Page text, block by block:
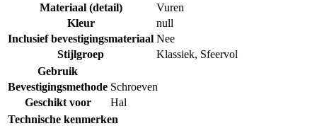
Materiaal (detail)
Vuren
Kleur
null
Inclusief bevestigingsmateriaal Nee
Stijlgroep
Klassiek, Sfeervol
Gebruik
Bevestigingsmethode Schroeven
Geschikt voor
Hal
Technische kenmerken